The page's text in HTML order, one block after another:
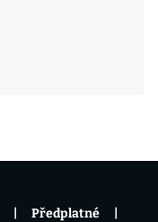
Předplatné